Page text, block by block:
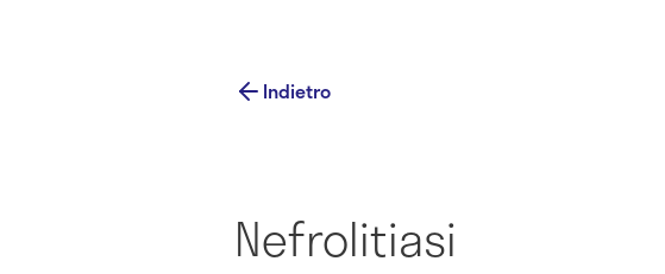
Indietro
Nefrolitiasi